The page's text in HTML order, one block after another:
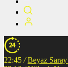
22:45 / Beyaz